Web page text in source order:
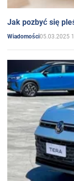
Jak pozbyć się
Wiadomości05.03.2025